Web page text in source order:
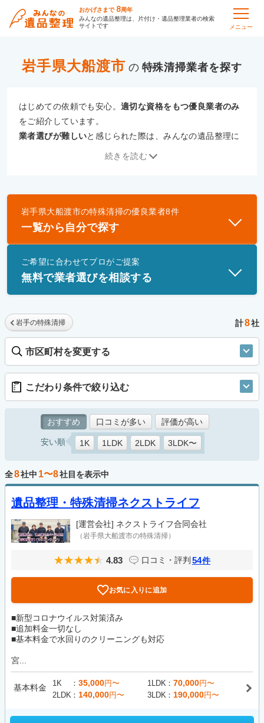
おかげさまで 8周年
みんなの遺品整理は、片付け・遺品整理業者の検索
サイトです
メニュー
岩手県大船渡市 の 特殊清掃
はじめての依頼でも安心。適切な資格をもつ優良業者のみ
をご紹介しています。
業者選びが難しいと感じられた際は、みんなの遺品整理に
優良業者とは
一般財団法人遺品整理認定協会、および一般社団法
士」資格を持つ事業者のみ掲載しています。
続きを読む
岩手県大船渡市の特殊清掃の優良業者8件
一覧から自分で探す
ご希望に合わせてプロがご提案
無料で業者選びを相談する
岩手の特殊清掃 計8社
市区町村を変更する
こだわり条件で絞り込む
おすすめ 口コミが多い 評価が高い
安い順 1K 1LDK 2LDK 3LDK〜
全8社中 1〜8社目を表示中
遺品整理・特殊清掃ネクストライフ
[運営会社] ネクストライフ合同会社
（岩手県大船渡市の特殊清掃）
4.83 口コミ・評判 54件
お気に入りに追加
■新型コロナウイルス対策済み
■追加料金一切なし
■基本料金で水回りのクリーニングも対応
宮...
基本料金 1K 35,000円〜 1LDK 70,000円〜
2LDK
140,000円〜 3LDK 190,000円〜